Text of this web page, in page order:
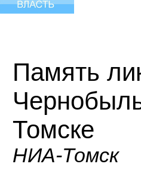
Память
Томске
НИА-Томск